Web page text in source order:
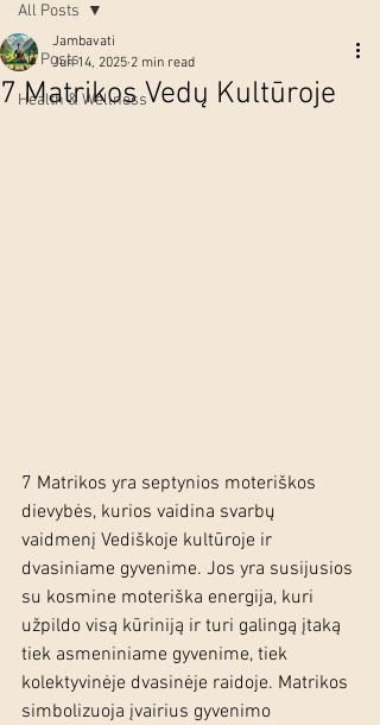
All Posts
Health & Wellness
All Posts
7 Matrikos Vedų Kultūroje
Jambavati
Jun 14, 2025 2 min read
7 Matrikos yra septynios moteriškos
dievybės, kurios vaidina svarbų
vaidmenį Vediškoje kultūroje ir
dvasiniame gyvenime. Jos yra susijusios
su kosmine moteriška energija, kuri
užpildo visą kūriniją ir turi galingą įtaką
tiek asmeniniame gyvenime, tiek
kolektyvinėje dvasinėje raidoje. Matrikos
simbolizuoja įvairius gyvenimo